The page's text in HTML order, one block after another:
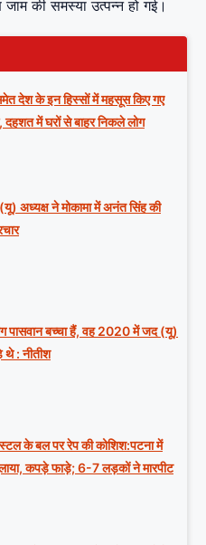
की समस्या उत्पन्न हो गई।
देश के इन हिस्सों में महसूस किए गए
में घरों से बाहर निकले लोग
अध्यक्ष ने मोकामा में अनंत सिंह की
पासवान बच्चा हैं, वह 2020 में जद (यू)
: नीतीश
के बल पर रेप की कोशिश:पटना में
कपड़े फाड़े; 6-7 लड़कों ने मारपीट